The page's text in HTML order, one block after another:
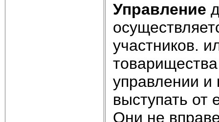
Управление
участников.
управлении и
выступать от
Они не